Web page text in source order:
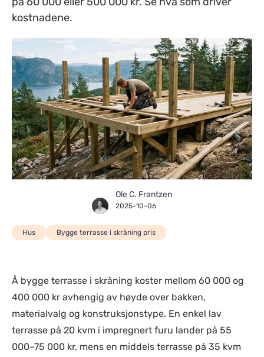
kostnadene.
Ole C. Frantzen
2025-10-06
Hus Bygge terrasse i skråning pris
Å bygge terrasse i skråning koster mellom 60 000 og
400 000 kr avhengig av høyde over bakken,
materialvalg og konstruksjonstype. En enkel lav
terrasse på 20 kvm i impregnert furu lander på 55
000–75 000 kr, mens en middels terrasse på 35 kvm